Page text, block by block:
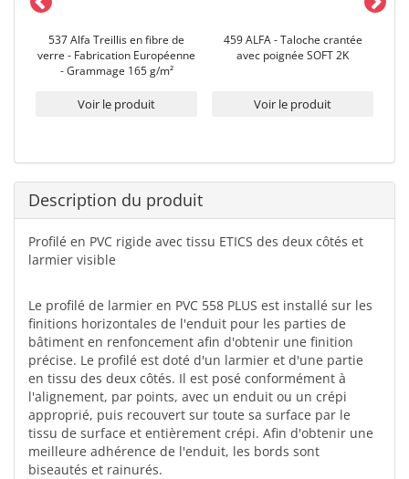
537 Alfa Treillis en fibre de
verre - Fabrication Européenne
- Grammage 165 g/m²
Voir le produit
459 ALFA - Taloche crantée
avec poignée SOFT 2K
Voir le produit
Description du produit
Profilé en PVC rigide avec tissu ETICS des deux côtés et
larmier visible
Le profilé de larmier en PVC 558 PLUS est installé sur les
finitions horizontales de l'enduit pour les parties de
bâtiment en renfoncement afin d'obtenir une finition
précise. Le profilé est doté d'un larmier et d'une partie
en tissu des deux côtés. Il est posé conformément à
l'alignement, par points, avec un enduit ou un crépi
approprié, puis recouvert sur toute sa surface par le
tissu de surface et entièrement crépi. Afin d'obtenir une
meilleure adhérence de l'enduit, les bords sont
biseautés et rainurés.